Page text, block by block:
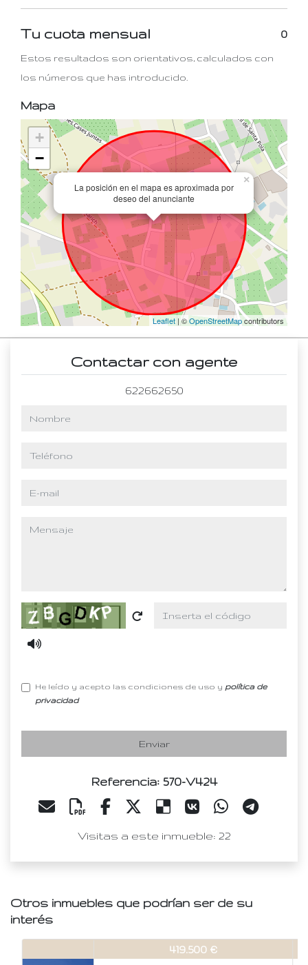
Tu cuota mensual 0
Estos resultados son orientativos, calculados con
los números que has introducido.
Mapa
La posición en el mapa es aproximada por
deseo del anunciante
×
+
−
Leaflet | ©OpenStreetMapcontributors
Contactar con agente
622662650
nombre
teléfono
e-mail
mensaje
Captcha
He leído y acepto las condiciones de uso y política de
privacidad
Enviar
Referencia: 570-V424
Visitas a este inmueble: 22
Otros inmuebles que podrían ser de su
interés
419.500 €